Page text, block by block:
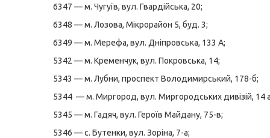
6347 — м. Чугуїв, вул. Гвардійська, 20;
6348 — м. Лозова, Мікрорайон 5, буд. 3;
6349 — м. Мерефа, вул. Дніпровська, 133 А;
5342 — м. Кременчук, вул. Покровська, 14;
5343 — м. Лубни, проспект Володимирський, 178-б;
5344 — м. Миргород, вул. Миргородських дивізій, 14
5345 — м. Гадяч, вул. Героїв Майдану, 75-в;
5346 — с. Бутенки, вул. Зоріна, 7-а;